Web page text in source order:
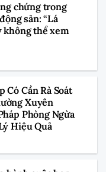
chứng trong
sản: “Lá
không thể xem
Có Cần Rà Soát
Xuyên
Phòng Ngừa
Hiệu Quả